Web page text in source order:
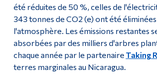
été réduites de 50 %, celles de
343 tonnes de CO2 (e) ont été
l'atmosphère. Les émissions restantes
absorbées par des milliers d'arbres
chaque année par le partenaire Taking
terres marginales au Nicaragua.